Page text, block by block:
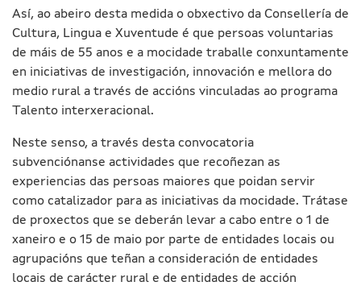
Así, ao abeiro desta medida o obxectivo da Consellería de
Cultura, Lingua e Xuventude é que persoas voluntarias
de máis de 55 anos e a mocidade traballe conxuntamente
en iniciativas de investigación, innovación e mellora do
medio rural a través de accións vinculadas ao programa
Talento interxeracional.
Neste senso, a través desta convocatoria
subvenciónanse actividades que recoñezan as
experiencias das persoas maiores que poidan servir
como catalizador para as iniciativas da mocidade. Trátase
de proxectos que se deberán levar a cabo entre o 1 de
xaneiro e o 15 de maio por parte de entidades locais ou
agrupacións que teñan a consideración de entidades
locais de carácter rural e de entidades de acción